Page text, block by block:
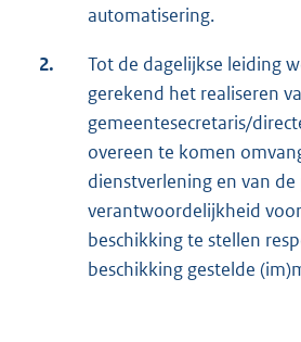
automatisering.
2.
Tot de dagelijkse leiding
gerekend het realiseren
gemeentesecretaris/
overeen te komen
dienstverlening en van
verantwoordelijkheid
beschikking te stellen
beschikking gestelde